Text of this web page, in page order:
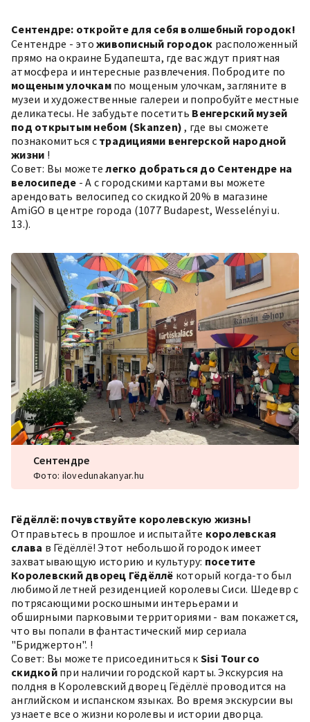
Сентендре: откройте для себя волшебный городок!
Сентендре - это живописный городок расположенный
прямо на окраине Будапешта, где вас ждут приятная
атмосфера и интересные развлечения. Побродите по
мощеным улочкампо мощеным улочкам, загляните в
музеи и художественные галереи и попробуйте местные
деликатесы. Не забудьте посетить Венгерский музей
под открытым небом (Skanzen) , где вы сможете
познакомиться страдициями венгерской народной
жизни !
Совет: Вы можете легко добраться до Сентендре на
велосипеде - А с городскими картами вы можете
арендовать велосипед со скидкой 20% в магазине
AmiGO в центре города (1077 Budapest, Wesselényi u.
13.).
Сентендре
Фото: ilovedunakanyar.hu
Гёдёллё: почувствуйте королевскую жизнь!
Отправьтесь в прошлое и испытайте королевская
слава в Гёдёллё! Этот небольшой городок имеет
захватывающую историю и культуру: посетите
Королевский дворец Гёдёллё который когда-то был
любимой летней резиденцией королевы Сиси. Шедевр с
потрясающими роскошными интерьерами и
обширными парковыми территориями - вам покажется,
что вы попали в фантастический мир сериала
"Бриджертон". !
Совет: Вы можете присоединиться к Sisi Tour со
скидкойпри наличии городской карты. Экскурсия на
полдня в Королевский дворец Гёдёллё проводится на
английском и испанском языках. Во время экскурсии вы
узнаете все о жизни королевы и истории дворца.